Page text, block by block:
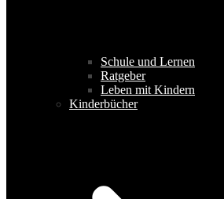
Schule und Lernen
Ratgeber
Leben mit Kindern
Kinderbücher